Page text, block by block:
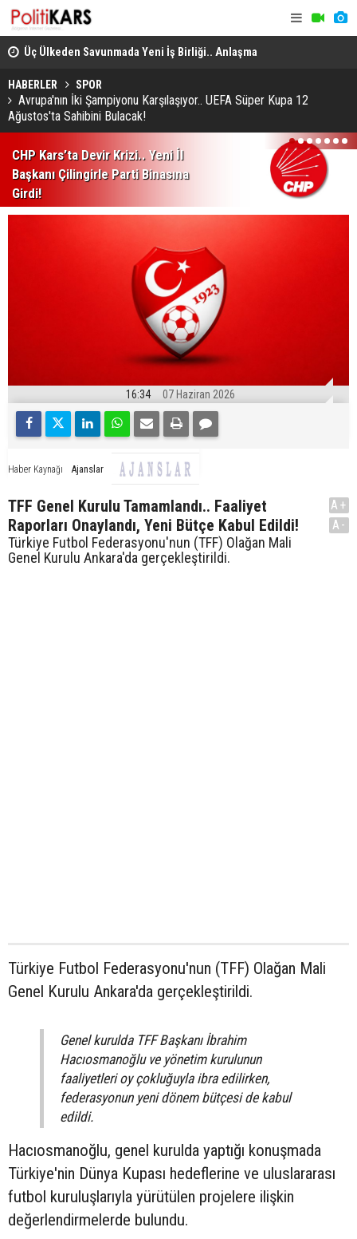
Üç Ülkeden Savunmada Yeni İş Birliği.. Anlaşma
Mekke'de Düzenlenen Zirvede İmzalandı!
HABERLER SPOR
Avrupa'nın İki Şampiyonu Karşılaşıyor.. UEFA Süper Kupa 12
Ağustos'ta Sahibini Bulacak!
CHP Kars’ta Devir Krizi.. Yeni İl
Başkanı Çilingirle Parti Binasına
Girdi!
1 2 3 4 5 6 7
16:34 07 Haziran 2026
Haber Kaynağı Ajanslar
TFF Genel Kurulu Tamamlandı.. Faaliyet
Raporları Onaylandı, Yeni Bütçe Kabul Edildi!
Türkiye Futbol Federasyonu'nun (TFF) Olağan Mali
Genel Kurulu Ankara'da gerçekleştirildi.
A+
A-
Türkiye Futbol Federasyonu'nun (TFF) Olağan Mali
Genel Kurulu Ankara'da gerçekleştirildi.
Genel kurulda TFF Başkanı İbrahim
Hacıosmanoğlu ve yönetim kurulunun
faaliyetleri oy çokluğuyla ibra edilirken,
federasyonun yeni dönem bütçesi de kabul
edildi.
Hacıosmanoğlu, genel kurulda yaptığı konuşmada
Türkiye'nin Dünya Kupası hedeflerine ve uluslararası
futbol kuruluşlarıyla yürütülen projelere ilişkin
değerlendirmelerde bulundu.